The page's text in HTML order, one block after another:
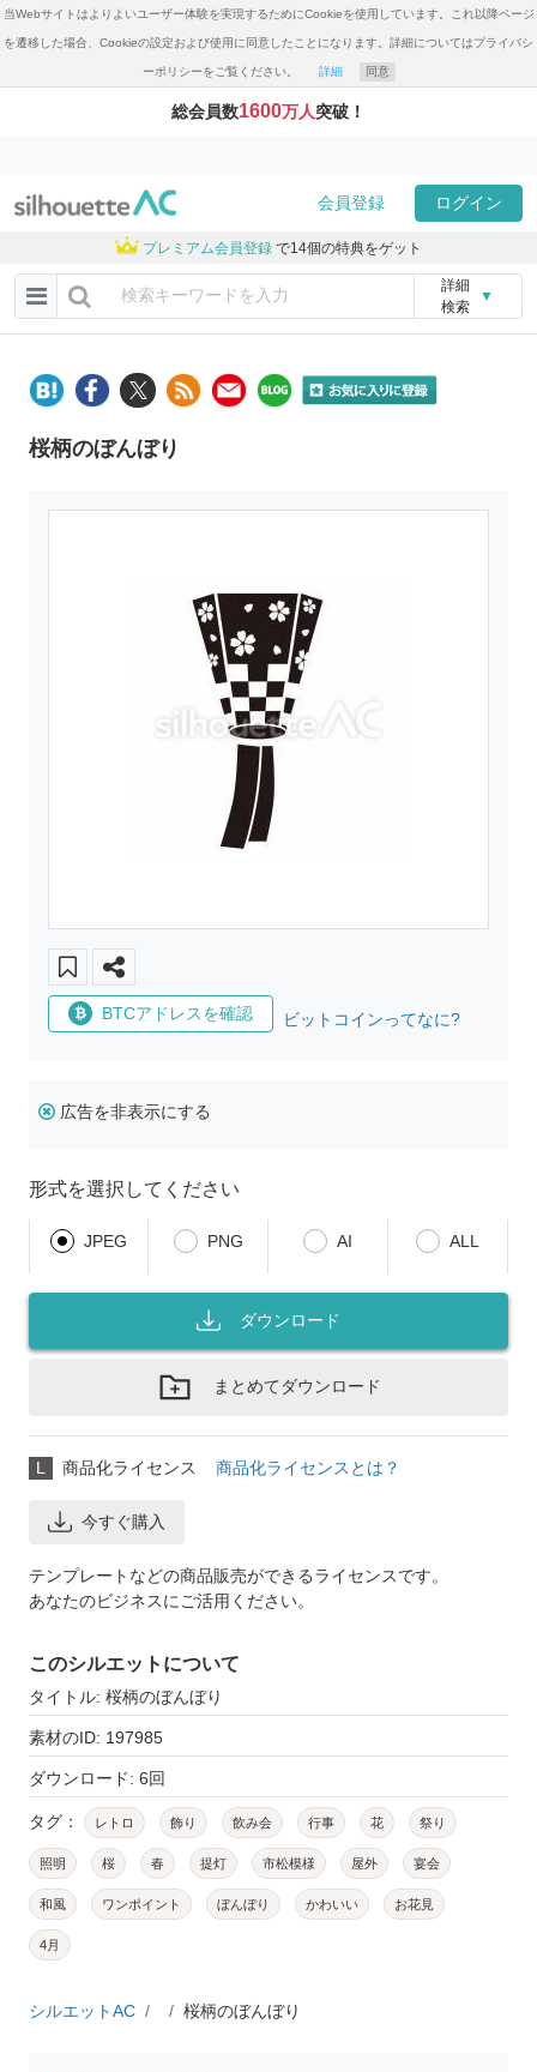
当Webサイトはよりよいユーザー体験を実現するためにCookieを使用しています。これ以降ページ
を遷移した場合、Cookieの設定および使用に同意したことになります。詳細についてはプライバシ
ーポリシーをご覧ください。 詳細 同意
総会員数1600万人突破！
会員登録 ログイン
プレミアム会員登録 で14個の特典をゲット
詳細
検索
▼
桜柄のぼんぼり
BTCアドレスを確認 ビットコインってなに?
広告を非表示にする
形式を選択してください
JPEG PNG AI ALL
ダウンロード
まとめてダウンロード
L 商品化ライセンス 商品化ライセンスとは？
今すぐ購入
テンプレートなどの商品販売ができるライセンスです。
あなたのビジネスにご活用ください。
このシルエットについて
タイトル: 桜柄のぼんぼり
素材のID: 197985
ダウンロード: 6回
タグ： レトロ 飾り 飲み会 行事 花 祭り
照明 桜 春 提灯 市松模様 屋外 宴会
和風 ワンポイント ぼんぼり かわいい お花見
4月
シルエットAC 桜柄のぼんぼり